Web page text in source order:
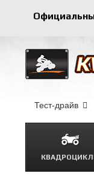
Тест-драйв